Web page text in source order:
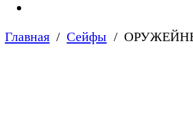
Главная Сейфы